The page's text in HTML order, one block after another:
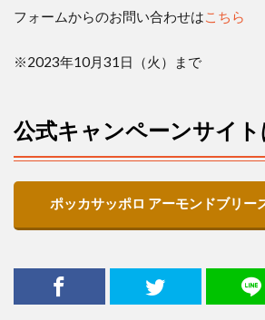
フォームからのお問い合わせは こちら
※2023年10月31 日（火）まで
公式キャンペーンサイ
ポッカサッポロ アーモンドブリー